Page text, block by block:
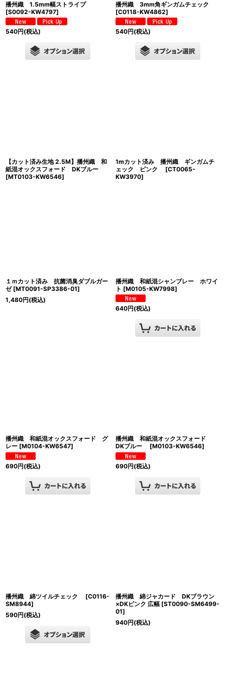
播州織 1.5mm幅ストライプ
[S0092-KW4797]
540円(税込)
播州織 3mm角ギンガムチェック
[C0118-KW4862]
540円(税込)
【カット済み生地 2.5M】播州織 和
紙混オックスフォード DKブルー
[MT0103-KW6546]
1mカット済み 播州織 ギンガムチ
ェック ピンク
[CT0065-
KW3970]
１ｍカット済み 抗菌消臭ダブルガー
ゼ [MT0091-SP3386-01]
1,480円(税込)
播州織 和紙混シャンブレー ホワイ
ト [M0105-KW7998]
640円(税込)
播州織 和紙混オックスフォード グ
レー [M0104-KW6547]
690円(税込)
播州織 和紙混オックスフォード
DKブルー
[M0103-KW6546]
690円(税込)
播州織 綿ツイルチェック [C0116-
SM8944]
590円(税込)
播州織 綿ジャカード DKブラウン
×DKピンク 広幅 [ST0090-SM6499-
01]
940円(税込)